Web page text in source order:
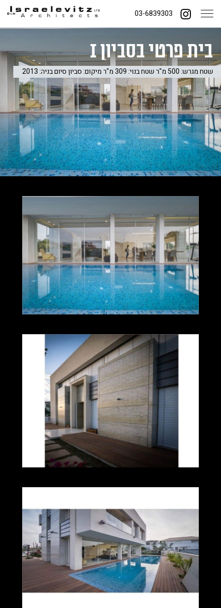
03-6839303
בית פרטי בסביון I
שטח מגרש: 500 מ"ר שטח בנוי: 309 מ"ר מיקום: סביון סיום בניה: 2013